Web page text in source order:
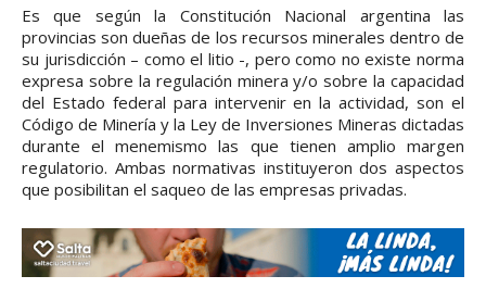
Es que según la Constitución Nacional argentina las
provincias son dueñas de los recursos minerales dentro de
su jurisdicción – como el litio -, pero como no existe norma
expresa sobre la regulación minera y/o sobre la capacidad
del Estado federal para intervenir en la actividad, son el
Código de Minería y la Ley de Inversiones Mineras dictadas
durante el menemismo las que tienen amplio margen
regulatorio. Ambas normativas instituyeron dos aspectos
que posibilitan el saqueo de las empresas privadas.